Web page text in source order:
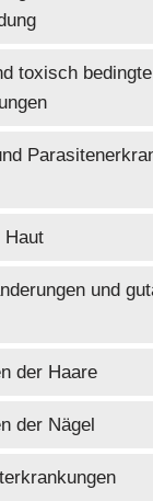
toxisch bedingte
Haut
und
der Haare
der Nägel